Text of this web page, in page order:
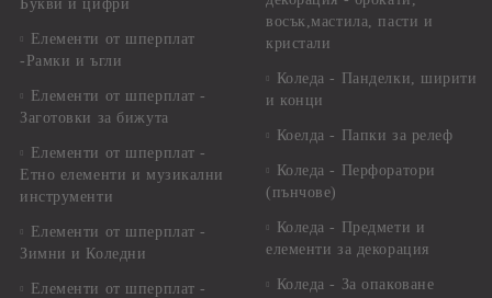
Букви и цифри
Елементи от шперплат
-Рамки и ъгли
Елементи от шперплат -
Заготовки за бижута
Елементи от шперплат -
Етно елементи и музикални
инструменти
Елементи от шперплат -
Зимни и Коледни
Елементи от шперплат -
восък,мастила, пасти и
кристали
Коледа - Панделки, ширити
и конци
Коелда - Папки за релеф
Коледа - Перфоратори
(пънчове)
Коледа - Предмети и
елементи за декорация
Коледа - За опаковане